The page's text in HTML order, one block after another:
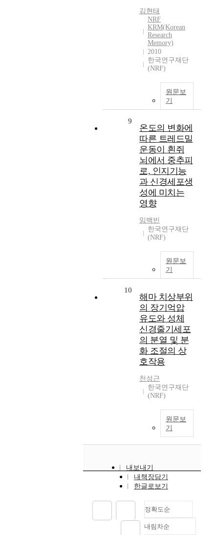
김현태
NRF
KRM(Korean
Research
Memory)
2010
한국연구재단
(NRF)
원문보
기
9
온도의 변화에
따른 트레드밀
운동이 흰쥐
뇌에서 중추피
로, 인지기능
과 신경세포생
성에 미치는
영향
임백빈
한국연구재단
(NRF)
원문보
기
10
해마 치상부위
의 장기억압
유도와 성체
신경줄기세포
의 분열 및 분
화 조절의 상
호작용
천성근
한국연구재단
(NRF)
원문보
기
내보내기
내책장담기
한글로보기
정확도순
정확도
내림차순